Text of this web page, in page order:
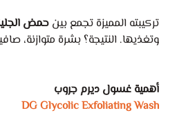
تركيبته المميزة تجمع بينحمض
وتغذيها. النتيجة؟ بشرة متوازنة،
أهمية غسول ديرم جروب
DG Glycolic Exfoliating Wash